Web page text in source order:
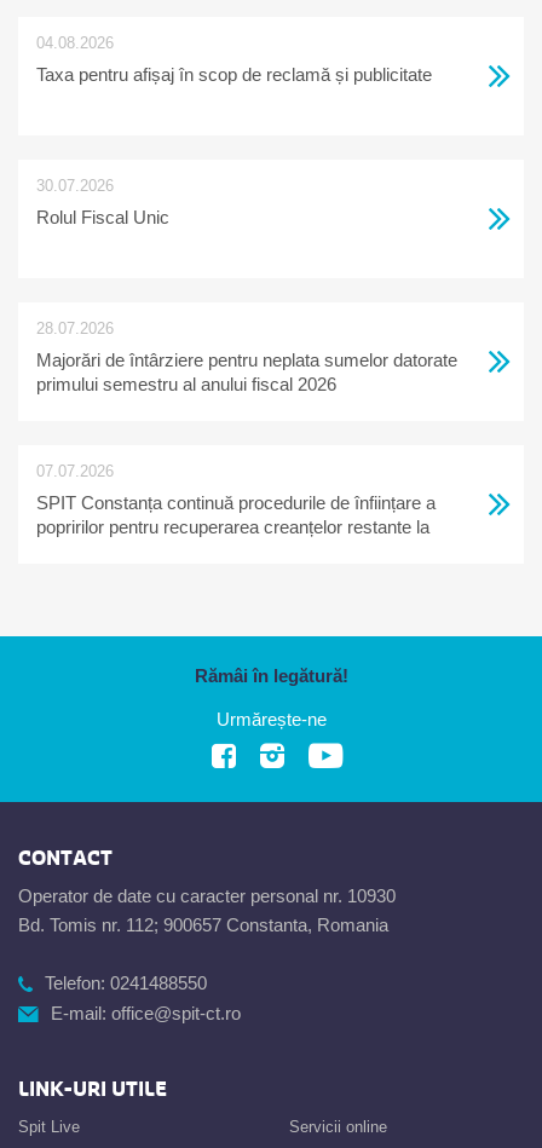
04.08.2026
Taxa pentru afișaj în scop de reclamă și publicitate
30.07.2026
Rolul Fiscal Unic
28.07.2026
Majorări de întârziere pentru neplata sumelor datorate
primului semestru al anului fiscal 2026
07.07.2026
SPIT Constanța continuă procedurile de înființare a
popririlor pentru recuperarea creanțelor restante la
Rămâi în legătură!
Urmărește-ne
CONTACT
Operator de date cu caracter personal nr. 10930
Bd. Tomis nr. 112; 900657 Constanta, Romania
Telefon: 0241488550
E-mail: office@spit-ct.ro
LINK-URI UTILE
Spit Live Servicii online